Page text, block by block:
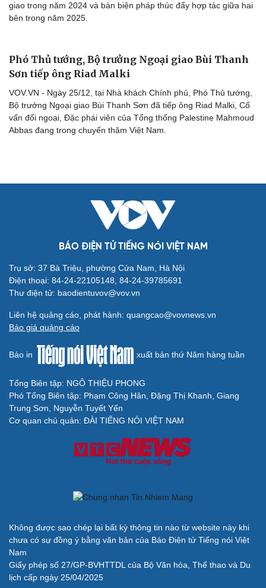
Cải chính
giao trong năm 2024 và bàn biện pháp thúc đẩy hợp tác giữa hai
bên trong năm 2025.
Phó Thủ tướng, Bộ trưởng Ngoại giao Bùi Thanh
Sơn tiếp ông Riad Malki
VOV.VN - Ngày 25/12, tại Nhà khách Chính phủ, Phó Thủ tướng,
Bộ trưởng Ngoại giao Bùi Thanh Sơn đã tiếp ông Riad Malki, Cố
vấn đối ngoại, Đặc phái viên của Tổng thống Palestine Mahmoud
Abbas đang trong chuyến thăm Việt Nam.
BÁO ĐIỆN TỬ TIẾNG NÓI VIỆT NAM
Trụ sở: 37 Bà Triệu, phường Cửa Nam, Hà Nội
Điện thoại: 84-24-22105148, 84-24-39785691
Thư điện tử: baodientuvov@vov.vn
Liên hệ quảng cáo, phát hành: quangcao@vovnews.vn
Báo giá quảng cáo
Báo in xuất bản thứ Năm hàng tuần
Tổng Biên tập: NGÔ THIỆU PHONG
Phó Tổng Biên tập: Phạm Công Hân, Đặng Thị Khanh, Giang
Trung Sơn, Nguyễn Tuyết Yến
Cơ quan chủ quản: ĐÀI TIẾNG NÓI VIỆT NAM
Không được sao chép lại bất kỳ thông tin nào từ website này khi
chưa có sự đồng ý bằng văn bản của Báo Điện tử Tiếng nói Việt
Nam
Giấy phép số 27/GP-BVHTTDL của Bộ Văn hóa, Thể thao và Du
lịch cấp ngày 25/04/2025